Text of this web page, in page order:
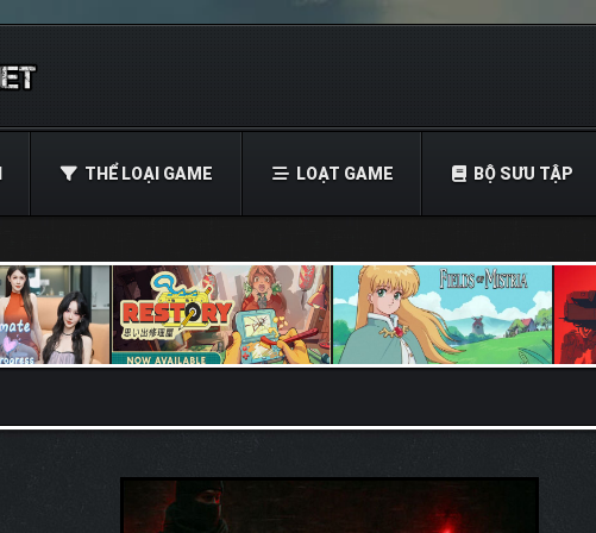
THỂ LOẠI GAME LOẠT GAME BỘ SƯU TẬP